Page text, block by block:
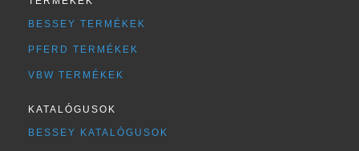
BESSEY TERMÉKEK
PFERD TERMÉKEK
VBW TERMÉKEK
KATALÓGUSOK
BESSEY KATALÓGUSOK